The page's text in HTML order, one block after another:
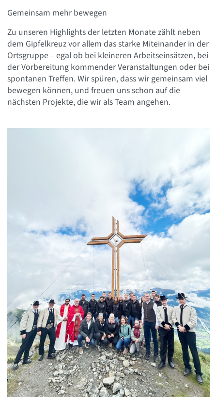
Gemeinsam mehr bewegen
Zu unseren Highlights der letzten Monate zählt neben
dem Gipfelkreuz vor allem das starke Miteinander in der
Ortsgruppe – egal ob bei kleineren Arbeitseinsätzen, bei
der Vorbereitung kommender Veranstaltungen oder bei
spontanen Treffen. Wir spüren, dass wir gemeinsam viel
bewegen können, und freuen uns schon auf die
nächsten Projekte, die wir als Team angehen.